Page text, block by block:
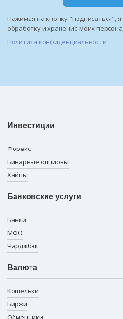
Нажимая на кнопку "подписаться", я
обработку и хранение моих
Политика конфиденциальности
Инвестиции
Форекс
Бинарные опционы
Хайпы
Банковские услуги
Банки
МФО
Чарджбэк
Валюта
Кошельки
Биржи